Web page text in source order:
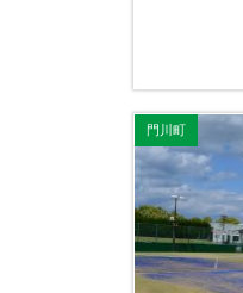
門川町